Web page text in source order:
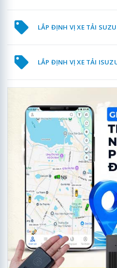
LẮP ĐỊNH VỊ XE TẢI
LẮP ĐỊNH VỊ XE TẢI